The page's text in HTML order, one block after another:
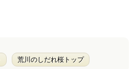
荒川のしだれ桜トップ